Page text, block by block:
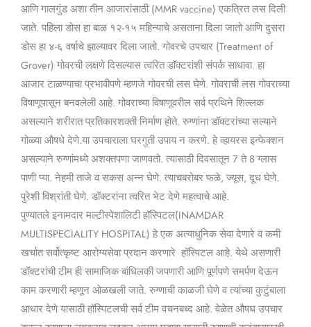
आणि गालगुंड अशा तीन आजारांसाठी (MMR vaccine) एकत्रित लस दिली
जाते. पहिला डोस हा बाळ १२-१५ महिन्याचे असताना दिला जातो आणि दुसरा
डोस हा ४-६ वर्षाचे झाल्यावर दिला जातो. गोवरचे उपचार (Treatment of
Grover) गोवरची लक्षणे दिसल्यास त्वरित डॉक्टरांशी संपर्क साधावा. हा
आजार टाळण्याचा प्रभावीपणे म्हणजे गोवरची लस घेणे. गोवराची लस गोवराच्या
विषाणूपासून बनवलेली आहे. गोवराच्या विषाणूवरील सर्व प्रथिने शिल्लक
असल्याने शरीरात प्रतिकारशक्ती निर्माण होते. रुग्णांना डॉक्टरांच्या सल्याने
गोळ्या औषधे देणे.या उपचाराला घरगुती उपाय न करणे. हे व्हायरस इन्फेक्शन
असल्याने रुग्णांमध्ये अशक्तपणा जाणवतो. त्यासाठी दिवसातून 7 ते 8 ग्लास
पाणी प्या. नेहमी ताजे व सकस अन्न घेणे. त्याचबरोबर फळे, ज्यूस, दूध घेणे.
पुरेशी विश्रांती घेणे. डॉक्टरांना त्वरित भेट देणे महत्वाचे आहे.
पुण्यातले इनामदार मल्टीस्पेशालिटी हॉस्पिटल(INAMDAR
MULTISPECIALITY HOSPITAL) हे एक अत्याधुनिक सेवा देणारे व कमी
खर्चात सर्वोत्कृष्ट आरोग्यसेवा प्रदान करणारे हॉस्पिटल आहे. येथे असणारी
डॉक्टरांची टीम ही सामाजिक बांधिलकी जपणारी आणि पूर्णपणे समर्पण देऊन
काम करणारी म्हणून ओळखली जाते. रुग्णाची काळजी घेणे व त्यांच्या कुटुंबाला
आधार देणे यासाठी हॉस्पिटलची सर्व टीम वचनबध्द आहे. वेळेत औषध उपचार